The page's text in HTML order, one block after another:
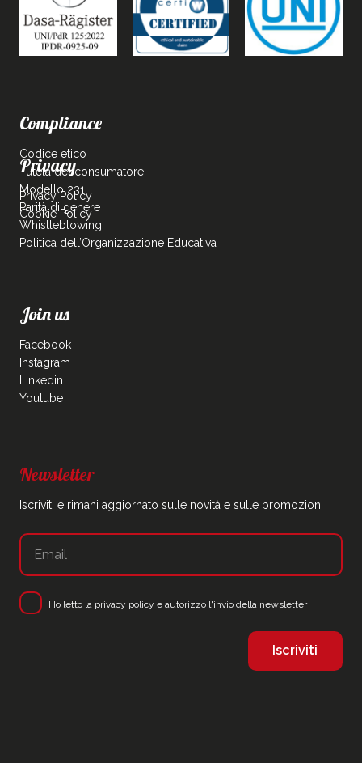
Compliance
Codice etico
Tutela del consumatore
Modello 231
Parità di genere
Whistleblowing
Politica dell’Organizzazione Educativa
Privacy
Privacy Policy
Cookie Policy
Join us
Facebook
Instagram
Linkedin
Youtube
Newsletter
Iscriviti e rimani aggiornato sulle novità e sulle promozioni
Ho letto la privacy policy e autorizzo l'invio della newsletter